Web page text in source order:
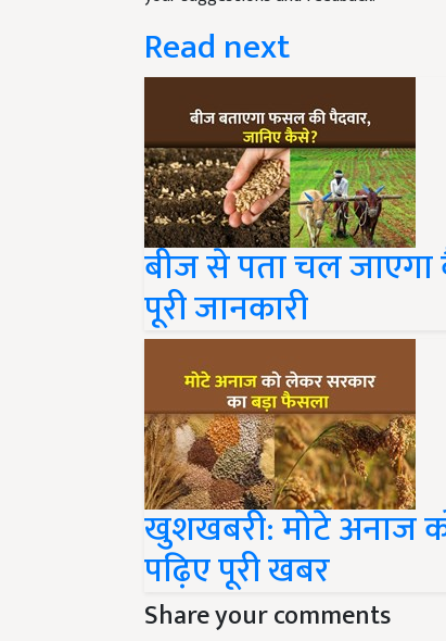
Read next
बीज से पता चल
पूरी जानकारी
खुशखबरी: मोटे अनाज
पढ़िए पूरी खबर
Share your comments